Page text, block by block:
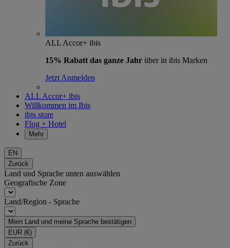
ALL Accor+ ibis
15% Rabatt das ganze Jahr über in ibis Marken
Jetzt Anmelden
ALL Accor+ ibis
Willkommen im Ibis
ibis store
Flug + Hotel
Mehr
EN
Zurück
Land und Sprache unten auswählen
Geografische Zone
Land/Region - Sprache
Mein Land und meine Sprache bestätigen
EUR (€)
Zurück